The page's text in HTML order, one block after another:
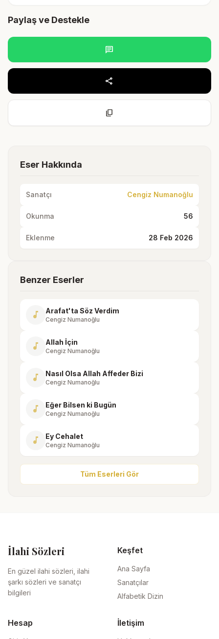
Paylaş ve Destekle
chat
share
content_copy
Eser Hakkında
Sanatçı Cengiz Numanoğlu
Okunma 56
Eklenme 28 Feb 2026
Benzer Eserler
music_note Arafat'ta Söz Verdim
Cengiz Numanoğlu
music_note Allah İçin
Cengiz Numanoğlu
music_note Nasıl Olsa Allah Affeder Bizi
Cengiz Numanoğlu
music_note Eğer Bilsen ki Bugün
Cengiz Numanoğlu
music_note Ey Cehalet
Cengiz Numanoğlu
Tüm Eserleri Gör
İlahi Sözleri
En güzel ilahi sözleri, ilahi
şarkı sözleri ve sanatçı
bilgileri
Keşfet
Ana Sayfa
Sanatçılar
Alfabetik Dizin
Hesap İletişim